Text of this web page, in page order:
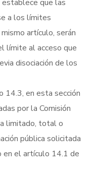
establece que las
a los límites
artículo, serán
límite al acceso que
disociación de los
14.3, en esta sección
por la Comisión
limitado, total o
pública solicitada
el artículo 14.1 de